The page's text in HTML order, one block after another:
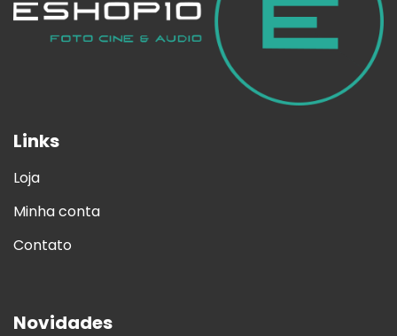
Links
Loja
Minha conta
Contato
Novidades